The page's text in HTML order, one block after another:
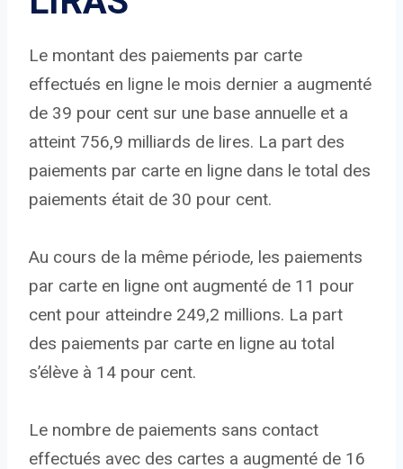
Le montant des paiements par carte
effectués en ligne le mois dernier a augmenté
de 39 pour cent sur une base annuelle et a
atteint 756,9 milliards de lires. La part des
paiements par carte en ligne dans le total des
paiements était de 30 pour cent.
Au cours de la même période, les paiements
par carte en ligne ont augmenté de 11 pour
cent pour atteindre 249,2 millions. La part
des paiements par carte en ligne au total
s’élève à 14 pour cent.
Le nombre de paiements sans contact
effectués avec des cartes a augmenté de 16